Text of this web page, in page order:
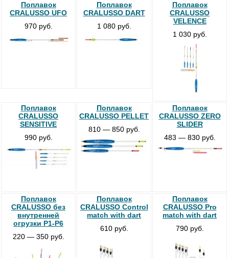
Поплавок
CRALUSSO UFO
970 руб.
Поплавок
CRALUSSO DART
1 080 руб.
Поплавок
CRALUSSO
VELENCE
1 030 руб.
Поплавок
CRALUSSO
SENSITIVE
990 руб.
Поплавок
CRALUSSO PELLET
810 — 850 руб.
Поплавок
CRALUSSO ZERO
SLIDER
483 — 830 руб.
Поплавок
CRALUSSO без
внутренней
огрузки P1-P6
220 — 350 руб.
Поплавок
CRALUSSO Control
match with dart
610 руб.
Поплавок
CRALUSSO Pro
match with dart
790 руб.